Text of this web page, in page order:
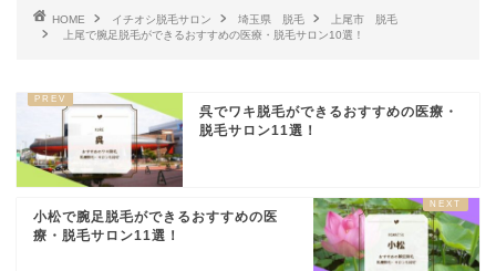
HOME イチオシ脱毛サロン 埼玉県 脱毛
上尾市 脱毛
上尾で腕足脱毛ができるおすすめの医療・脱毛サロン10選！
呉でワキ脱毛ができるおすすめの医療・
脱毛サロン11選！
小松で腕足脱毛ができるおすすめの医
療・脱毛サロン11選！